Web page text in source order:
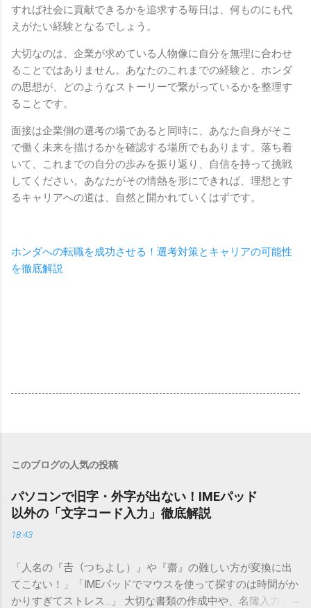
すれば社会に貢献できるかを追求する毎日は、何ものにも代
えがたい経験となるでしょう。
大切なのは、企業が求めている人物像に自分を無理に合わせ
ることではありません。あなたのこれまでの経験と、ホンダ
の思想が、どのようなストーリーで繋がっているかを整理す
ることです。
面接は企業側の選考の場であると同時に、あなた自身がそこ
で働く未来を描けるかを確認する場所でもあります。落ち着
いて、これまでの自分の歩みを振り返り、自信を持って挑戦
してください。あなたがその情熱を形にできれば、理想とす
るキャリアへの道は、自然と開かれていくはずです。
ホンダへの転職を成功させる！選考対策とキャリアの可能性
を徹底解説
このブログの人気の投稿
パソコンで旧字・外字が出ない！IMEパッド
以外の「文字コード入力」徹底解説
18:43
「人名の『𠮷（つちよし）』や『齋』の難しい方が変換に出
てこない！」「IMEパッドでマウスを使って探すのは時間がか
かりすぎてストレス…」 大切な書類の作成中や、名簿入力を